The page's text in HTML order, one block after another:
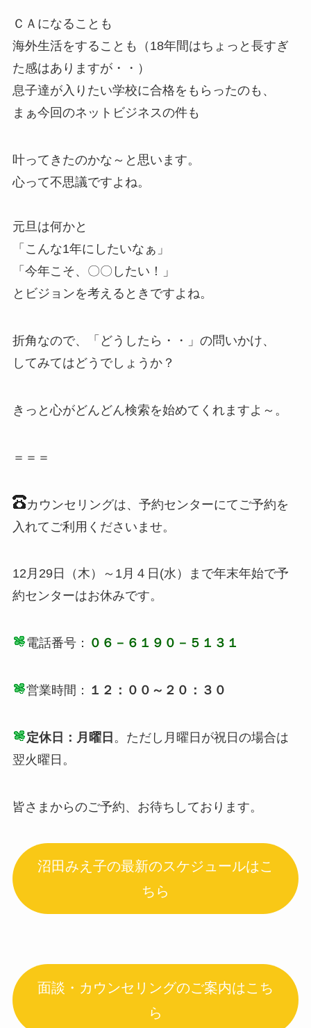
ＣＡになることも
海外生活をすることも（18年間はちょっと長すぎ
た感はありますが・・）
息子達が入りたい学校に合格をもらったのも、
まぁ今回のネットビジネスの件も
叶ってきたのかな～と思います。
心って不思議ですよね。
元旦は何かと
「こんな1年にしたいなぁ」
「今年こそ、〇〇したい！」
とビジョンを考えるときですよね。
折角なので、「どうしたら・・」の問いかけ、
してみてはどうでしょうか？
きっと心がどんどん検索を始めてくれますよ～。
＝＝＝
カウンセリングは、予約センターにてご予約を
入れてご利用くださいませ。
12月29日（木）～1月４日(水）まで年末年始で予
約センターはお休みです。
電話番号： ０６－６１９０－５１３１
営業時間： １２：００～２０：３０
定休日：月曜日 。ただし月曜日が祝日の場合は
翌火曜日。
皆さまからのご予約、お待ちしております。
沼田みえ子の最新のスケジュールはこ
ちら
面談・カウンセリングのご案内はこち
ら